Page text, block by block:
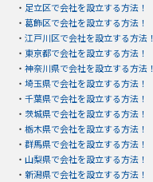
・ 足立区で会社を設立する方法！
・ 葛飾区で会社を設立する方法！
・ 江戸川区で会社を設立する方法！
・ 東京都で会社を設立する方法！
・ 神奈川県で会社を設立する方法！
・ 埼玉県で会社を設立する方法！
・ 千葉県で会社を設立する方法！
・ 茨城県で会社を設立する方法！
・ 栃木県で会社を設立する方法！
・ 群馬県で会社を設立する方法！
・ 山梨県で会社を設立する方法！
・ 新潟県で会社を設立する方法！